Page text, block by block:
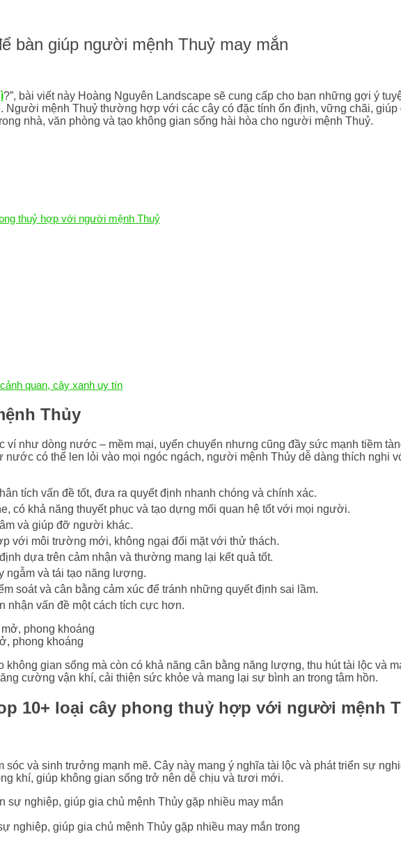
bàn giúp người mệnh Thuỷ may mắn
?”, bài viết này Hoàng Nguyên Landscape sẽ cung cấp cho bạn những gợi ý
Người mệnh Thuỷ thường hợp với các cây có đặc tính ổn định, vững chãi,
nhà, văn phòng và tạo không gian sống hài hòa cho người mệnh Thuỷ.
thuỷ hợp với người mệnh Thuỷ
quan, cây xanh uy tín
Thủy
như dòng nước – mềm mại, uyển chuyển nhưng cũng đầy sức mạnh tiềm
có thể len lỏi vào mọi ngóc ngách, người mệnh Thủy dễ dàng thích nghi
tích vấn đề tốt, đưa ra quyết định nhanh chóng và chính xác.
có khả năng thuyết phục và tạo dựng mối quan hệ tốt với mọi người.
và giúp đỡ người khác.
với môi trường mới, không ngại đối mặt với thử thách.
dựa trên cảm nhận và thường mang lại kết quả tốt.
ngẫm và tái tạo năng lượng.
soát và cân bằng cảm xúc để tránh những quyết định sai lầm.
nhận vấn đề một cách tích cực hơn.
phong khoáng
không gian sống mà còn có khả năng cân bằng năng lượng, thu hút tài lộc và
cường vận khí, cải thiện sức khỏe và mang lại sự bình an trong tâm hồn.
10+ loại cây phong thuỷ hợp với người mệnh
và sinh trưởng mạnh mẽ. Cây này mang ý nghĩa tài lộc và phát triển sự
khí, giúp không gian sống trở nên dễ chịu và tươi mới.
nghiệp, giúp gia chủ mệnh Thủy gặp nhiều may mắn trong